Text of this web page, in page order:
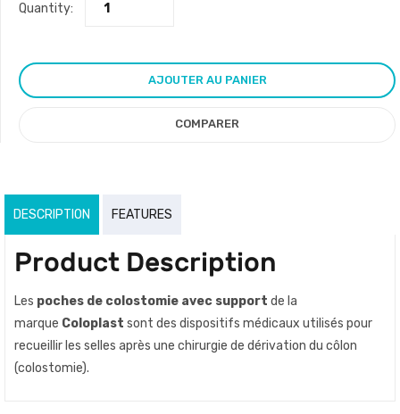
Quantity:
AJOUTER AU PANIER
COMPARER
DESCRIPTION FEATURES
Product Description
Les poches de colostomie avec support de la
marque Coloplast sont des dispositifs médicaux utilisés pour
recueillir les selles après une chirurgie de dérivation du côlon
(colostomie).